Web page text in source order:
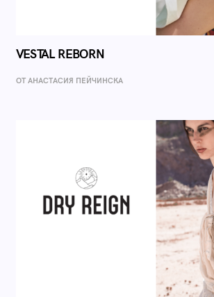
VESTAL REBORN
ОТ AНАСТАСИЯ ПЕЙЧИНСКА